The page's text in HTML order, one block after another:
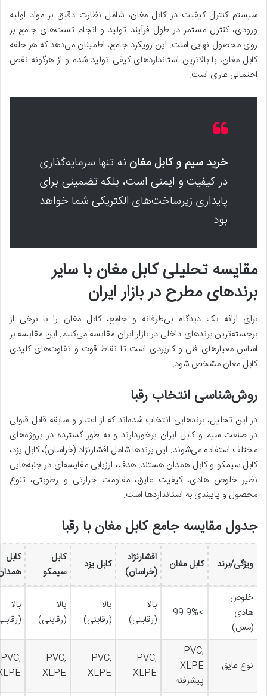
سیستم کنترل کیفیت در کابل مغان، شامل نظارت دقیق بر مواد اولیه
ورودی، کنترل مستمر در طول فرآیند تولید و انجام تست‌های جامع بر
روی محصول نهایی است. این رویکرد جامع، اطمینان می‌دهد که هر حلقه
کابل مغان، با بالاترین استانداردهای کیفی تولید شده و از هرگونه نقص
احتمالی عاری است.
خرید سیم و کابل مغاننه تنها سرمایه‌گذاری
در کیفیت و ایمنی است، بلکه تضمینی برای
پایداری زیرساخت‌های الکتریکی شما خواهد
بود.
مقایسه تحلیلی کابل مغان با سایر
برندهای مطرح در بازار ایران
برای ارائه یک دیدگاه بی‌طرفانه و جامع، کابل مغان را با برخی از
برجسته‌ترین برندهای داخلی در بازار ایران مقایسه می‌کنیم. این مقایسه بر
اساس معیارهای فنی و کاربردی است تا نقاط قوت و تفاوت‌های کلیدی
کابل مغان مشخص شود.
روش‌شناسی انتخاب رقبا
در این تحلیل، برندهایی انتخاب شده‌اند که از اعتبار و سابقه قابل قبولی
در صنعت سیم و کابل ایران برخوردارند و به طور گسترده در پروژه‌های
مختلف استفاده می‌شوند. این برندها شامل افشارنژاد (خراسان)، کابل یزد،
کابل سیمکو و کابل همدان هستند. هدف، ارزیابی مقایسه‌ای در جنبه‌هایی
نظیر خلوص هادی، کیفیت عایق، مقاومت حرارتی و رطوبتی، تنوع
محصول و پایبندی به استانداردها است.
جدول مقایسه جامع کابل مغان با رقبا
ویژگی/برند کابل مغان
افشارنژاد
(خراسان)
کابل یزد
کابل
سیمکو
کابل
خلوص
هادی
(مس)
>99.9%
بالا
(رقابتی)
بالا
(رقابتی)
بالا
(رقابتی)
بالا
نوع عایق
PVC,
XLPE
پیشرفته
PVC,
XLPE
PVC,
XLPE
PVC,
XLPE
PVC,